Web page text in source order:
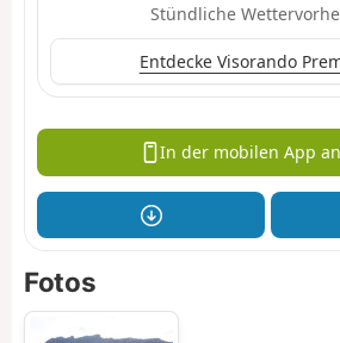
Stündliche
Entdecke Visorando
In der mobilen App
Fotos